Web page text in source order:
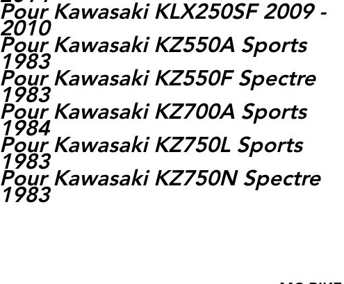
Pour Kawasaki KLX250SF 2009 -
2010
Pour Kawasaki KZ550A Sports
1983
Pour Kawasaki KZ550F Spectre
1983
Pour Kawasaki KZ700A Sports
1984
Pour Kawasaki KZ750L Sports
1983
Pour Kawasaki KZ750N Spectre
1983